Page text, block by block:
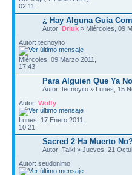
02:11
¿ Hay Alguna Guia
Autor: Driuk » Miércoles, 09
Autor: tecnoyito
Miércoles, 09 Marzo 2011,
17:43
Para Alguien Que Ya
Autor: tecnoyito » Lunes, 15
Autor: Wolfy
Lunes, 17 Enero 2011,
10:21
Sacred 2 Ha Muerto
Autor: Talki » Jueves, 21
Autor: seudonimo